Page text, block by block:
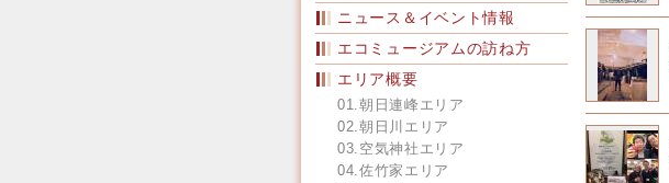
ニュース＆イベント情報
エコミュージアムの訪ね方
エリア概要
01.朝日連峰エリア
02.朝日川エリア
03.空気神社エリア
04.佐竹家エリア